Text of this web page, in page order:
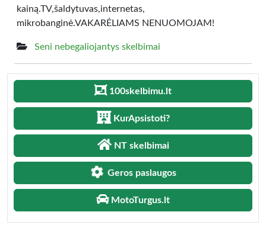
kainą.TV,šaldytuvas,internetas,
mikrobanginė.VAKARĖLIAMS NENUOMOJAM!
Seni nebegaliojantys skelbimai
100skelbimu.lt
KurApsistoti?
NT skelbimai
Geros paslaugos
MotoTurgus.lt